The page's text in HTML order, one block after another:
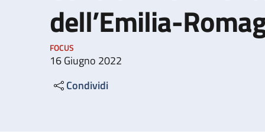
dell’Emilia-
FOCUS
16 Giugno 2022
Condividi